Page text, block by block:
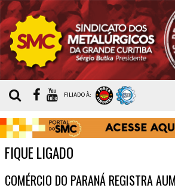
FILIADO À:
FIQUE LIGADO
COMÉRCIO DO PARANÁ REGISTRA